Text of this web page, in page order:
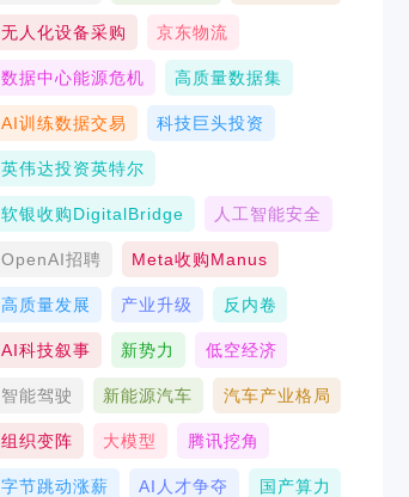
无人化设备采购 京东物流
数据中心能源危机 高质量数据集
AI训练数据交易 科技巨头投资
英伟达投资英特尔
软银收购DigitalBridge 人工智能安全
OpenAI招聘 Meta收购Manus
高质量发展 产业升级 反内卷
AI科技叙事 新势力 低空经济
智能驾驶 新能源汽车 汽车产业格局
组织变阵 大模型 腾讯挖角
字节跳动涨薪 AI人才争夺 国产算力